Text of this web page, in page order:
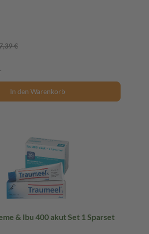
€
In den Warenkorb
& Ibu 400 akut Set 1 Sparset